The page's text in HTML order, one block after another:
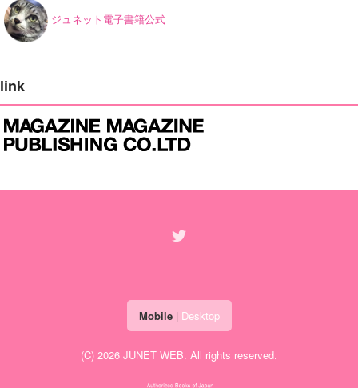
ジュネット電子書籍公式
link
Mobile| Desktop
(C) 2026 JUNET WEB. All rights reserved.